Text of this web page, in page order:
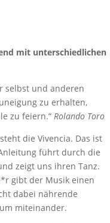
mit unterschiedlichen
selbst und anderen
zu erhalten,
zu feiern.“ Rolando Toro
die Vivencia. Das ist
führt durch die
zeigt uns ihren Tanz.
gibt der Musik einen
dabei nährende
miteinander.